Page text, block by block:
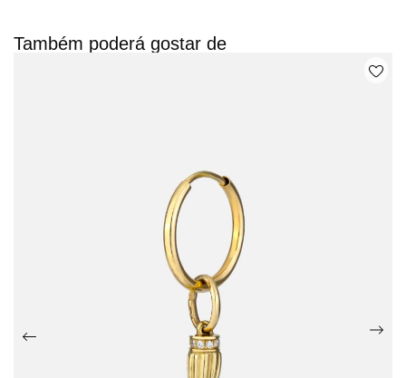
Também poderá gostar de